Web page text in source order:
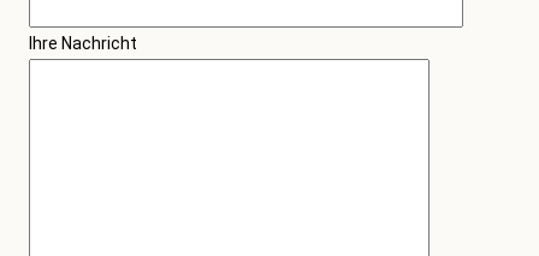
Ihre Nachricht